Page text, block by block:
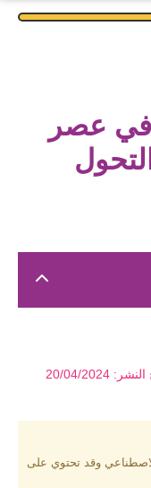
في عصر
النشر: 20/04/2024
وقد تحتوي على